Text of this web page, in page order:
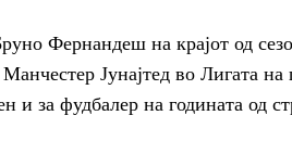
Фернандеш на крајот од
Јунајтед во Лигата
и за фудбалер на годината од